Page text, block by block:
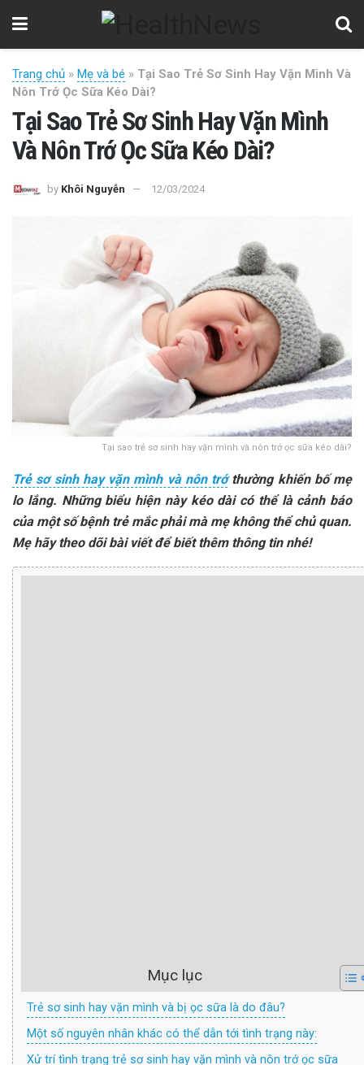
Trang chủ » Mẹ và bé » Tại Sao Trẻ Sơ Sinh Hay Vặn Mình Và
Nôn Trớ Ọc Sữa Kéo Dài?
Tại Sao Trẻ Sơ Sinh Hay Vặn Mình
Và Nôn Trớ Ọc Sữa Kéo Dài?
by Khôi Nguyễn 12/03/2024
Tại sao trẻ sơ sinh hay vặn mình và nôn trớ ọc sữa kéo dài?
Trẻ sơ sinh hay vặn mình và nôn trớthường khiến bố mẹ
lo lắng. Những biểu hiện này kéo dài có thể là cảnh báo
của một số bệnh trẻ mắc phải mà mẹ không thể chủ quan.
Mẹ hãy theo dõi bài viết để biết thêm thông tin nhé!
Mục lục
Trẻ sơ sinh hay vặn mình và bị ọc sữa là do đâu?
Một số nguyên nhân khác có thể dẫn tới tình trạng này:
Xử trí tình trạng trẻ sơ sinh hay vặn mình và nôn trớ ọc sữa